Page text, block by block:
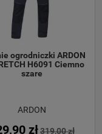
ogrodniczki ARDON
H6091 Ciemno
szare
ARDON
zł319,00 zł